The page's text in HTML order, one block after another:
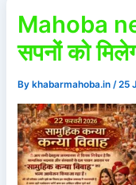
Mahoba
सपनों को
By khabarmahoba.in/25